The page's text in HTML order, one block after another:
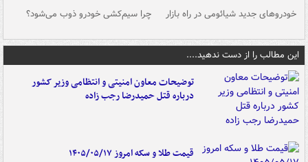
خودروهای جدید شیائومی در راه بازار چرا سیم‌کشی خودرو ذوب می‌شود؟
این مطالب را از دست ندهید....
توضیحات معاون امنیتی و انتظامی وزیر کشور
درباره قتل حمیدرضا رجب زاده
قیمت طلا و سکه امروز ۱۴۰۵/۰۵/۱۷